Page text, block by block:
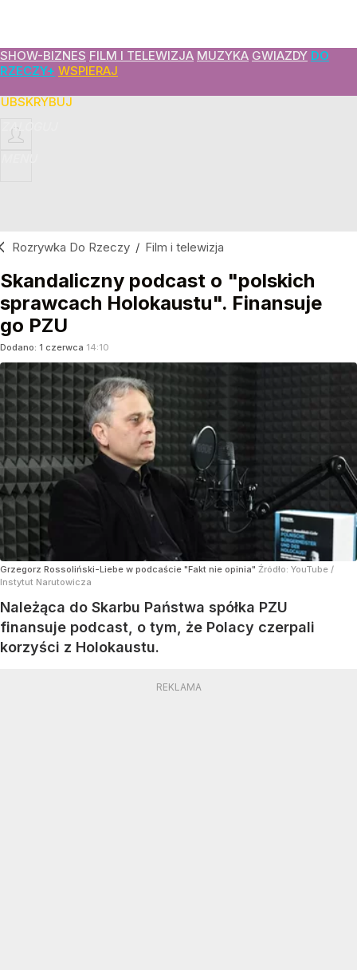
SHOW-BIZNES FILM I TELEWIZJA MUZYKA GWIAZDY DO
RZECZY+ WSPIERAJ
ZALOGUJ
Rozrywka Do Rzeczy / Film i telewizja
Skandaliczny podcast o "polskich
sprawcach Holokaustu". Finansuje
go PZU
Dodano: 1 czerwca 14:10
Grzegorz Rossoliński-Liebe w podcaście "Fakt nie opinia" Źródło: YouTube /
Instytut Narutowicza
Należąca do Skarbu Państwa spółka PZU
finansuje podcast, o tym, że Polacy czerpali
korzyści z Holokaustu.